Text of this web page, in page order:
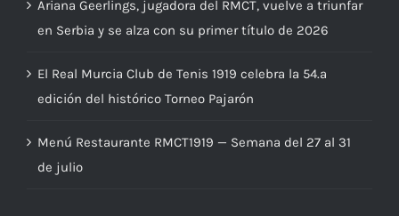
Ariana Geerlings, jugadora del RMCT, vuelve a triunfar
en Serbia y se alza con su primer título de 2026
El Real Murcia Club de Tenis 1919 celebra la 54.ª
edición del histórico Torneo Pajarón
Menú Restaurante RMCT1919 — Semana del 27 al 31
de julio